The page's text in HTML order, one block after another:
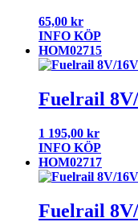
65,00 kr
INFO KÖP
HOM02715
Fuelrail 8V/
1 195,00 kr
INFO KÖP
HOM02717
Fuelrail